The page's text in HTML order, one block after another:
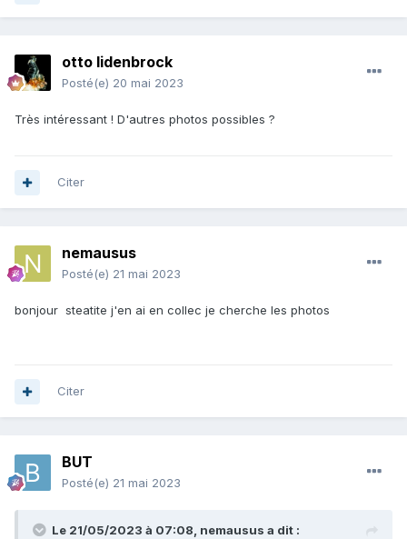
otto lidenbrock
Posté(e) 20 mai 2023
Très intéressant ! D'autres photos possibles ?
Citer
nemausus
Posté(e) 21 mai 2023
bonjour steatite j'en ai en collec je cherche les photos
Citer
BUT
Posté(e) 21 mai 2023
Le 21/05/2023 à 07:08, nemausus a dit :